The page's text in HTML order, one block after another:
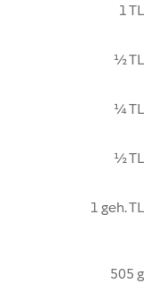
1 TL
½ TL
¼ TL
½ TL
1 geh. TL
505 g